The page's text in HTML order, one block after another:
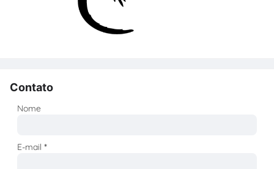
Contato
Nome
E-mail*